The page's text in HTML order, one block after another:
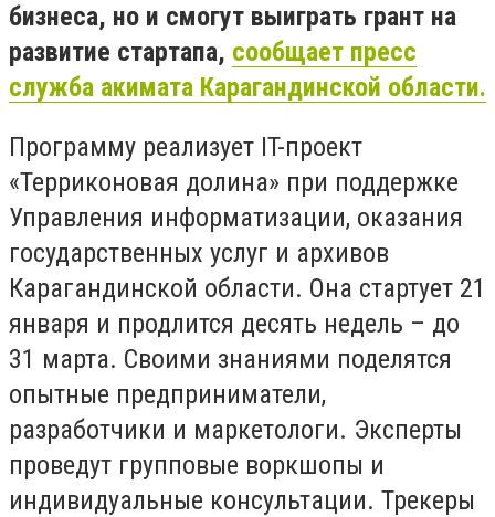
бизнеса, но и смогут выиграть грант на
развитие стартапа, сообщает пресс
служба акимата Карагандинской области.
Программу реализует IT-проект
«Терриконовая долина» при поддержке
Управления информатизации, оказания
государственных услуг и архивов
Карагандинской области. Она стартует 21
января и продлится десять недель – до
31 марта. Своими знаниями поделятся
опытные предприниматели,
разработчики и маркетологи. Эксперты
проведут групповые воркшопы и
индивидуальные консультации. Трекеры